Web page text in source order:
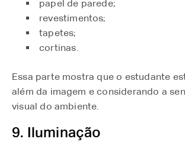
papel de parede;
revestimentos;
tapetes;
cortinas.
Essa parte mostra que o estudante
além da imagem e considerando a
visual do ambiente.
9. Iluminação